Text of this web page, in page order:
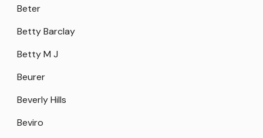
Beter
Betty Barclay
Betty M J
Beurer
Beverly Hills
Beviro